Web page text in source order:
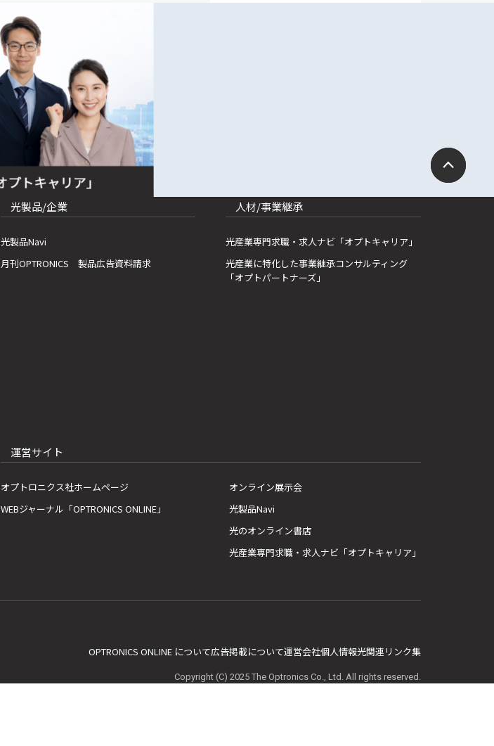
光製品/企業
光製品Navi
月刊OPTRONICS 製品広告資料請求
人材/事業継承
光産業専門求職・求人ナビ「オプトキャリア」
光産業に特化した事業継承コンサルティング
「オプトパートナーズ」
運営サイト
オプトロニクス社ホームページ
WEBジャーナル「OPTRONICS ONLINE」
オンライン展示会
光製品Navi
光のオンライン書店
光産業専門求職・求人ナビ「オプトキャリア」
OPTRONICS ONLINE について広告掲載について運営会社個人情報光関連リンク集
Copyright (C) 2025 The Optronics Co., Ltd. All rights reserved.